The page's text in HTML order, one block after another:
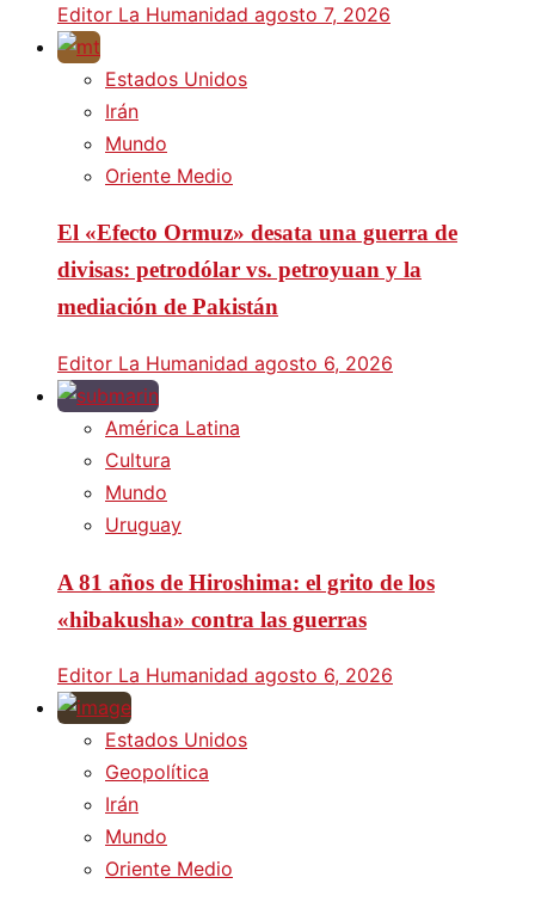
Editor La Humanidad agosto 7, 2026
Estados Unidos
Irán
Mundo
Oriente Medio
El «Efecto Ormuz» desata una guerra de
divisas: petrodólar vs. petroyuan y la
mediación de Pakistán
Editor La Humanidad agosto 6, 2026
América Latina
Cultura
Mundo
Uruguay
A 81 años de Hiroshima: el grito de los
«hibakusha» contra las guerras
Editor La Humanidad agosto 6, 2026
Estados Unidos
Geopolítica
Irán
Mundo
Oriente Medio